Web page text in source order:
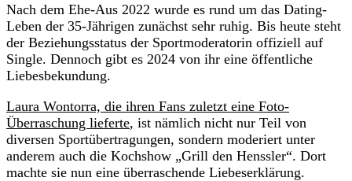
Nach dem Ehe-Aus 2022 wurde es rund um das Dating-
Leben der 35-Jährigen zunächst sehr ruhig. Bis heute steht
der Beziehungsstatus der Sportmoderatorin offiziell auf
Single. Dennoch gibt es 2024 von ihr eine öffentliche
Liebesbekundung.
Laura Wontorra, die ihren Fans zuletzt eine Foto-
Überraschung lieferte, ist nämlich nicht nur Teil von
diversen Sportübertragungen, sondern moderiert unter
anderem auch die Kochshow „Grill den Henssler“. Dort
machte sie nun eine überraschende Liebeserklärung.